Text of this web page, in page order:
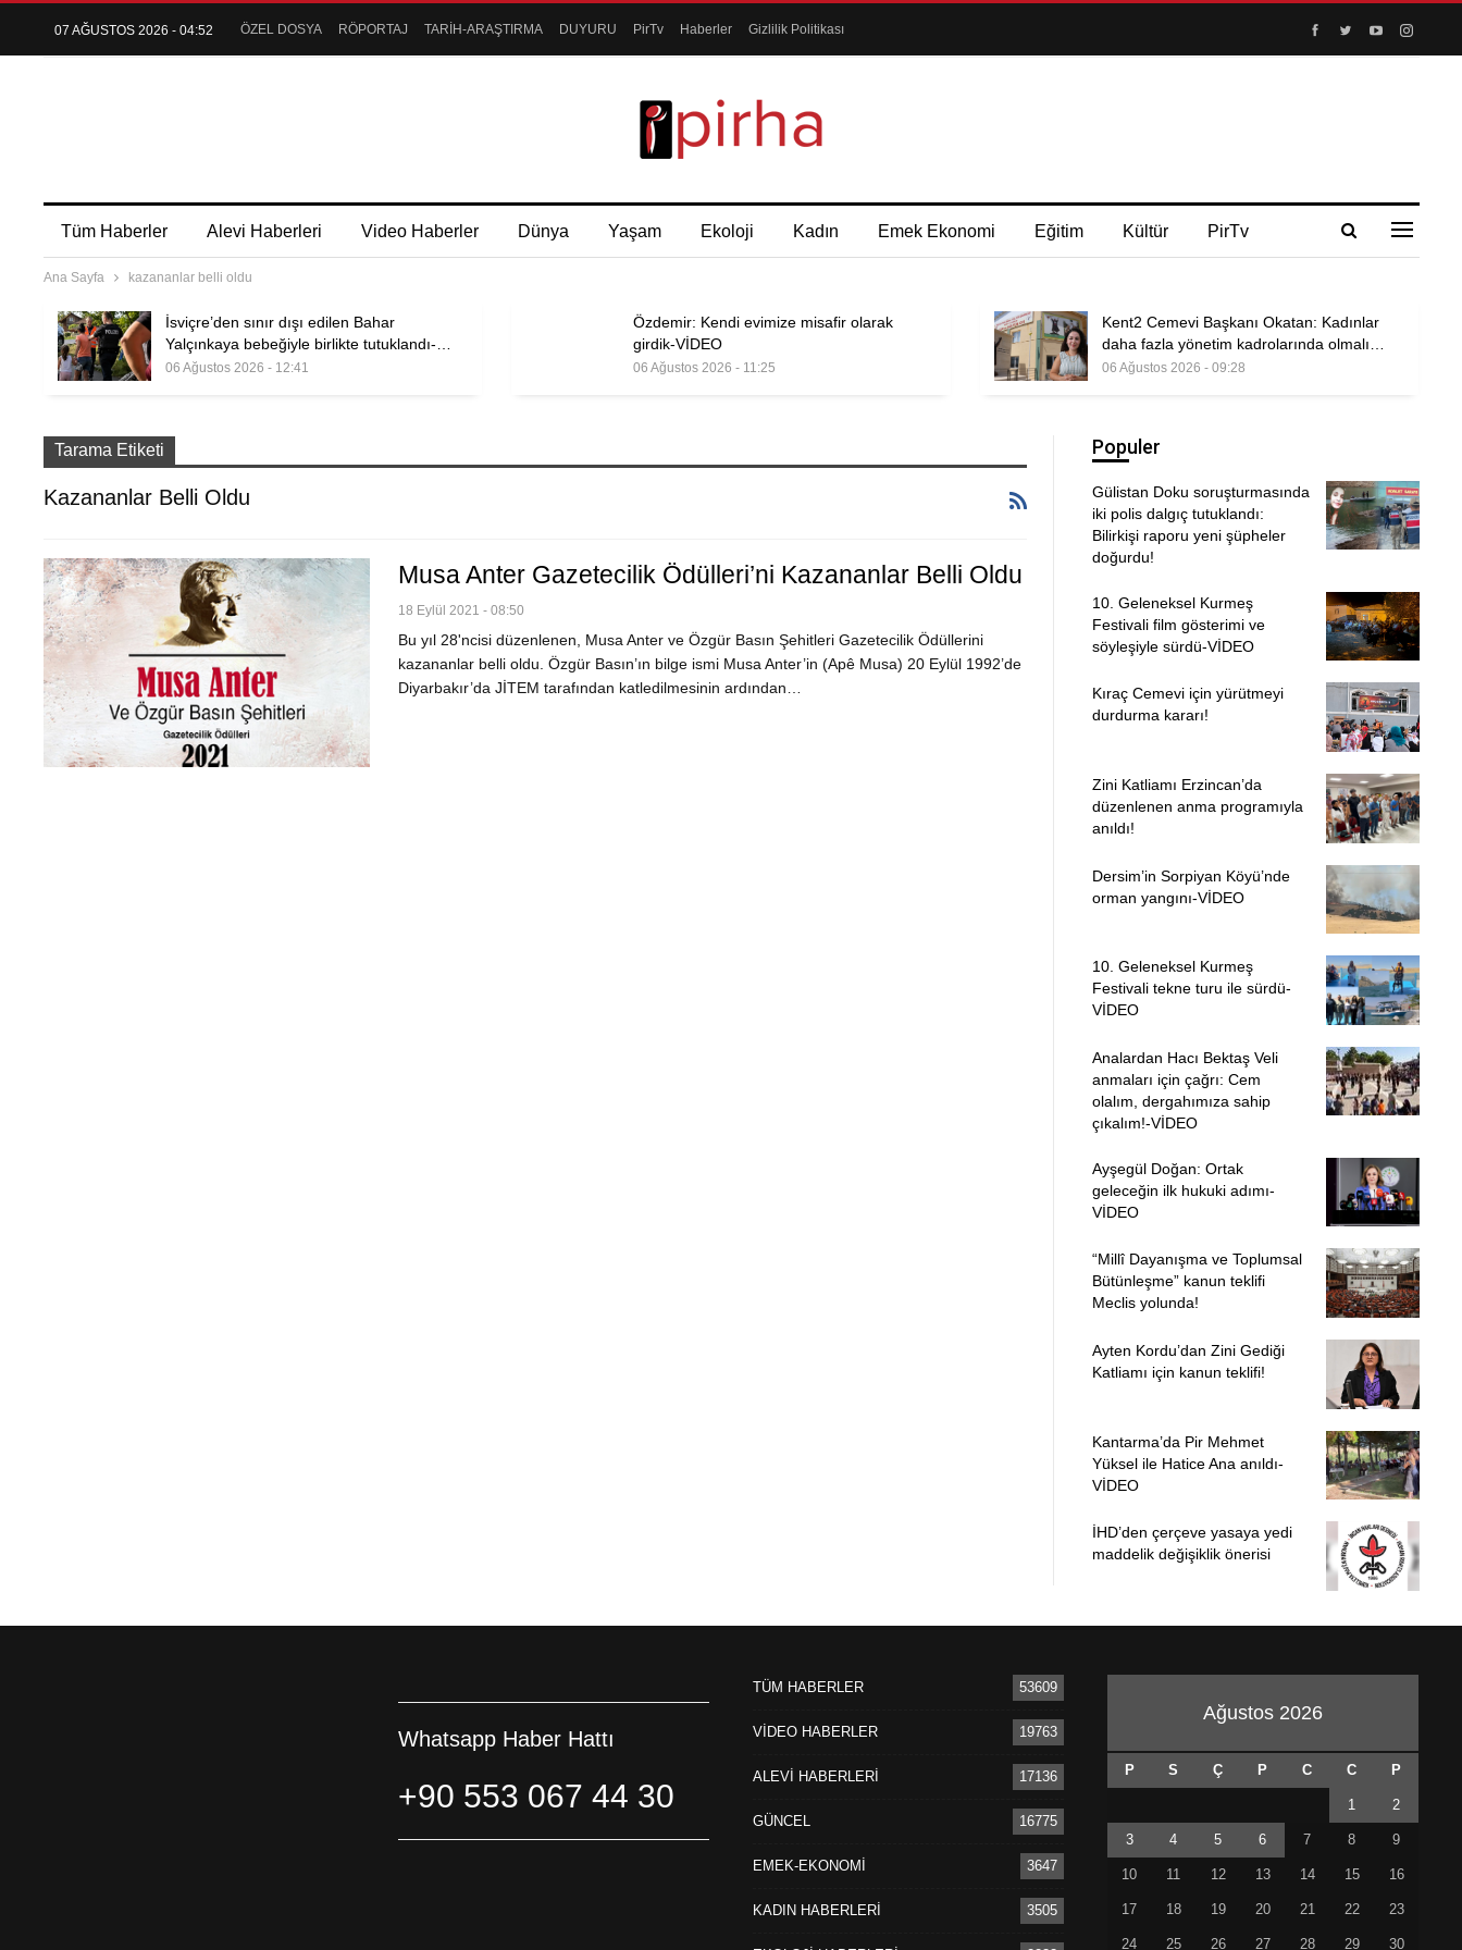
07 AĞUSTOS 2026 - 04:52 ÖZEL DOSYA RÖPORTAJ TARİH-ARAŞTIRMA DUYURU PirTv Haberler Gizlilik Politikası
Tüm Haberler Alevi Haberleri Video Haberler Dünya Yaşam Ekoloji Kadın Emek Ekonomi Eğitim Kültür PirTv
Ana Sayfa kazananlar belli oldu
İsviçre’den sınır dışı edilen Bahar
Yalçınkaya bebeğiyle birlikte tutuklandı-…
06 Ağustos 2026 - 12:41
Özdemir: Kendi evimize misafir olarak
girdik-VİDEO
06 Ağustos 2026 - 11:25
Kent2 Cemevi Başkanı Okatan: Kadınlar
daha fazla yönetim kadrolarında olmalı…
06 Ağustos 2026 - 09:28
Tarama Etiketi
Kazananlar Belli Oldu
Musa Anter Gazetecilik Ödülleri’ni Kazananlar Belli Oldu
18 Eylül 2021 - 08:50
Bu yıl 28'ncisi düzenlenen, Musa Anter ve Özgür Basın Şehitleri Gazetecilik Ödüllerini
kazananlar belli oldu. Özgür Basın’ın bilge ismi Musa Anter’in (Apê Musa) 20 Eylül 1992’de
Diyarbakır’da JİTEM tarafından katledilmesinin ardından…
Populer
Gülistan Doku soruşturmasında
iki polis dalgıç tutuklandı:
Bilirkişi raporu yeni şüpheler
doğurdu!
10. Geleneksel Kurmeş
Festivali film gösterimi ve
söyleşiyle sürdü-VİDEO
Kıraç Cemevi için yürütmeyi
durdurma kararı!
Zini Katliamı Erzincan’da
düzenlenen anma programıyla
anıldı!
Dersim’in Sorpiyan Köyü’nde
orman yangını-VİDEO
10. Geleneksel Kurmeş
Festivali tekne turu ile sürdü-
VİDEO
Analardan Hacı Bektaş Veli
anmaları için çağrı: Cem
olalım, dergahımıza sahip
çıkalım!-VİDEO
Ayşegül Doğan: Ortak
geleceğin ilk hukuki adımı-
VİDEO
“Millî Dayanışma ve Toplumsal
Bütünleşme” kanun teklifi
Meclis yolunda!
Ayten Kordu’dan Zini Gediği
Katliamı için kanun teklifi!
Kantarma’da Pir Mehmet
Yüksel ile Hatice Ana anıldı-
VİDEO
İHD’den çerçeve yasaya yedi
maddelik değişiklik önerisi
Whatsapp Haber Hattı
+90 553 067 44 30
TÜM HABERLER 53609
VİDEO HABERLER 19763
ALEVİ HABERLERİ 17136
GÜNCEL 16775
EMEK-EKONOMİ 3647
KADIN HABERLERİ 3505
Ağustos 2026
P S Ç P C C P
1 2
3 4 5 6 7 8 9
10 11 12 13 14 15 16
17 18 19 20 21 22 23
24 25 26 27 28 29 30